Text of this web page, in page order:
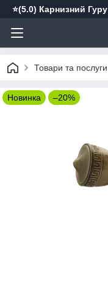
⭐️(5.0) Карнизний Гуру
Товари та послуги
Новинка –20%